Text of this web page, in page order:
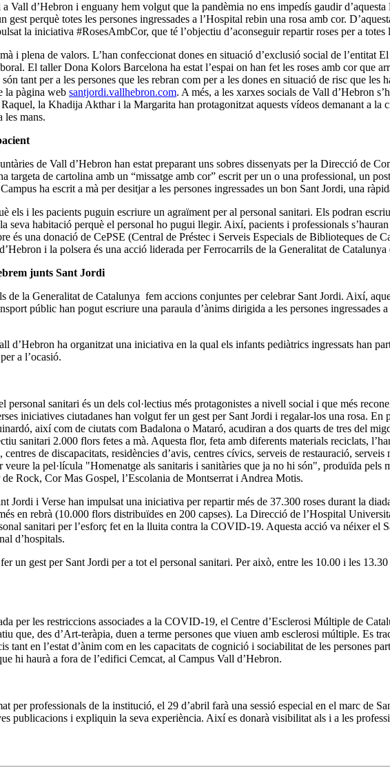
Vall d’Hebron i enguany hem volgut que la pandèmia no ens impedís gaudir
perquè totes les persones ingressades a l’Hospital rebin una rosa amb cor.
la iniciativa #RosesAmbCor, que té l’objectiu d’aconseguir repartir roses per a totes
i plena de valors. L’han confeccionat dones en situació d’exclusió social de
El taller Dona Kolors Barcelona ha estat l’espai on han fet les roses amb cor que
tant per a les persones que les rebran com per a les dones en situació de risc que les
la pàgina web santjordi.vallhebron.com. A més, a les xarxes socials de Vall d’Hebron
la Khadija Akthar i la Margarita han protagonitzat aquests vídeos demanant a la
les mans.
de Vall d’Hebron han estat preparant uns sobres dissenyats per la Direcció de
targeta de cartolina amb un “missatge amb cor” escrit per un o una professional, un
ha escrit a mà per desitjar a les persones ingressades un bon Sant Jordi, una
els i les pacients puguin escriure un agraïment per al personal sanitari. Els podran
seva habitació perquè el personal ho pugui llegir. Així, pacients i professionals
és una donació de CePSE (Central de Préstec i Serveis Especials de Biblioteques de
i la polsera és una acció liderada per Ferrocarrils de la Generalitat de
junts Sant Jordi
de la Generalitat de Catalunya fem accions conjuntes per celebrar Sant Jordi. Així,
públic han pogut escriure una paraula d’ànims dirigida a les persones ingressades
d’Hebron ha organitzat una iniciativa en la qual els infants pediàtrics ingressats han
a l’ocasió.
personal sanitari és un dels col·lectius més protagonistes a nivell social i que més
iniciatives ciutadanes han volgut fer un gest per Sant Jordi i regalar-los una rosa.
així com de ciutats com Badalona o Mataró, acudiran a dos quarts de tres del
sanitari 2.000 flors fetes a mà. Aquesta flor, feta amb diferents materials reciclats,
de discapacitats, residències d’avis, centres cívics, serveis de restauració,
la pel·lícula "Homenatge als sanitaris i sanitàries que ja no hi són", produïda pels
Rock, Cor Mas Gospel, l’Escolania de Montserrat i Andrea Motis.
Jordi i Verse han impulsat una iniciativa per repartir més de 37.300 roses durant la
en rebrà (10.000 flors distribuïdes en 200 capses). La Direcció de l’Hospital
sanitari per l’esforç fet en la lluita contra la COVID-19. Aquesta acció va néixer el
d’hospitals.
un gest per Sant Jordi per a tot el personal sanitari. Per això, entre les 10.00 i les
per les restriccions associades a la COVID-19, el Centre d’Esclerosi Múltiple de
que, des d’Art-teràpia, duen a terme persones que viuen amb esclerosi múltiple. Es
tant en l’estat d’ànim com en les capacitats de cognició i sociabilitat de les persones
hi haurà a fora de l’edifici Cemcat, al Campus Vall d’Hebron.
per professionals de la institució, el 29 d’abril farà una sessió especial en el marc de
publicacions i expliquin la seva experiència. Així es donarà visibilitat als i a les